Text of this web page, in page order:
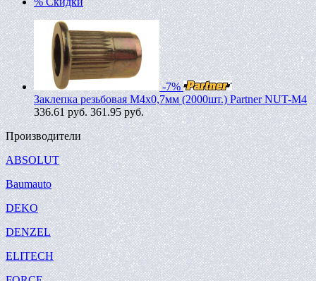
-7%
Заклепка резьбовая M4х0,7мм (2000шт.) Partner NUT-M4
336.61руб. 361.95 руб.
Производители
ABSOLUT
Baumauto
DEKO
DENZEL
ELITECH